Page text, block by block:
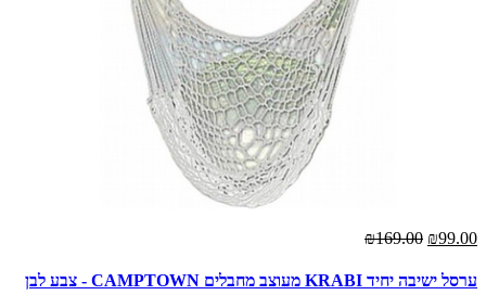
₪99.00
₪169.00
ערסל ישיבה יחיד KRABI מעוצב מחבלים CAMPTOWN - צבע לבן